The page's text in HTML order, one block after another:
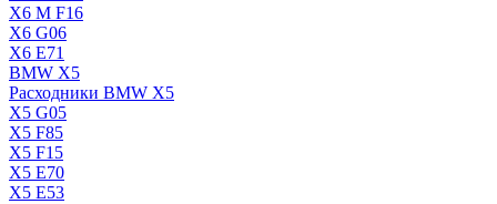
X6 M F16
X6 G06
X6 E71
BMW X5
Расходники BMW X5
X5 G05
X5 F85
X5 F15
X5 E70
X5 E53